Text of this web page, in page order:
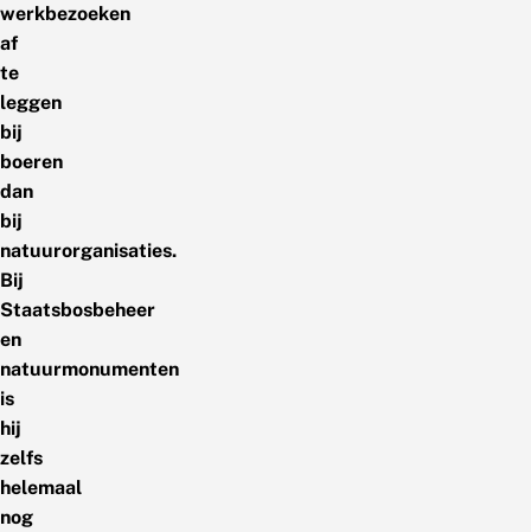
werkbezoeken
af
te
leggen
bij
boeren
dan
bij
natuurorganisaties.
Bij
Staatsbosbeheer
en
natuurmonumenten
is
hij
zelfs
helemaal
nog